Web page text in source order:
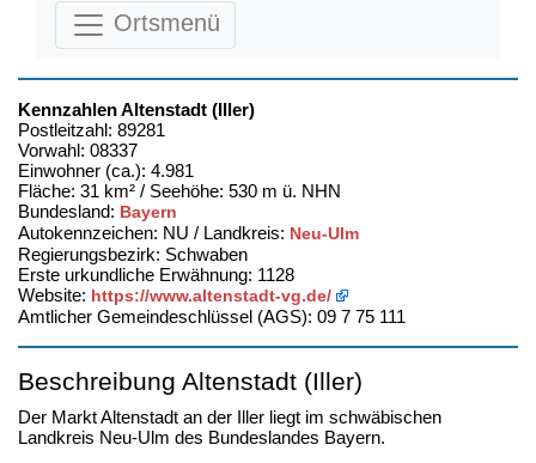
Ortsmenü
Kennzahlen Altenstadt (Iller)
Postleitzahl: 89281
Vorwahl: 08337
Einwohner (ca.): 4.981
Fläche: 31 km² / Seehöhe: 530 m ü. NHN
Bundesland: Bayern
Autokennzeichen: NU / Landkreis: Neu-Ulm
Regierungsbezirk: Schwaben
Erste urkundliche Erwähnung: 1128
Website: https://www.altenstadt-vg.de/
Amtlicher Gemeindeschlüssel (AGS): 09 7 75 111
Beschreibung Altenstadt (Iller)
Der Markt Altenstadt an der Iller liegt im schwäbischen
Landkreis Neu-Ulm des Bundeslandes Bayern.